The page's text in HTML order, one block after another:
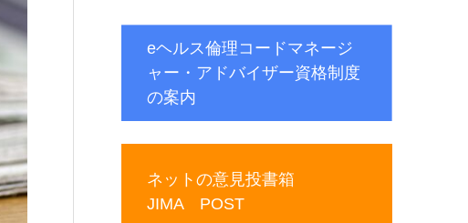
eヘルス倫理コードマネージ
ャー・アドバイザー資格制度
の案内
ネットの意見投書箱
JIMA POST